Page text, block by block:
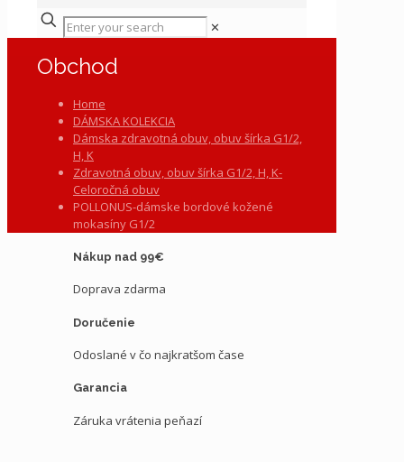
✕
Obchod
Home
DÁMSKA KOLEKCIA
Dámska zdravotná obuv, obuv šírka G1/2,
H, K
Zdravotná obuv, obuv šírka G1/2, H, K-
Celoročná obuv
POLLONUS-dámske bordové kožené
mokasíny G1/2
Nákup nad 99€
Doprava zdarma
Doručenie
Odoslané v čo najkratšom čase
Garancia
Záruka vrátenia peňazí